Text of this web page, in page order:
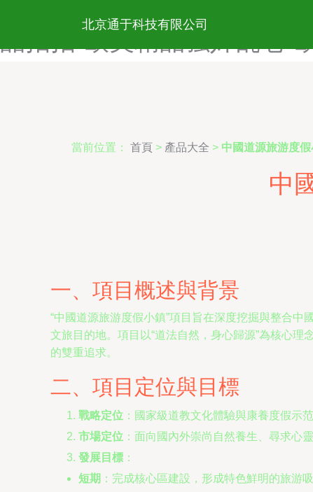
欧美精品乱伦-欧美精品乱
北京通于科技有限公司
當前位置： 首頁 > 產品大全 > 中國道源旅游度
中
一、項目概述與背景
“中國道源旅游度假小鎮”項目旨在深度挖掘與整合
文旅目的地。項目以“道法自然，身心歸源”為核心
的雙重追求。
二、項目定位與目標
戰略定位 ：國家級道教文化體驗與康養度假示
市場定位 ：面向國內外崇尚自然養生、尋求心
發展目標 ：
短期 ：完成核心區建設，形成特色鮮明的旅游